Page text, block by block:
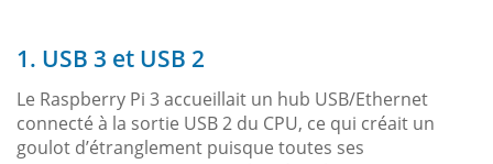
1. USB 3 et USB 2
Le Raspberry Pi 3 accueillait un hub USB/Ethernet
connecté à la sortie USB 2 du CPU, ce qui créait un
goulot d’étranglement puisque toutes ses